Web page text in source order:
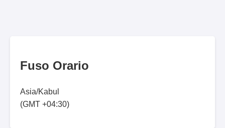
Fuso Orario
Asia/Kabul
(GMT +04:30)